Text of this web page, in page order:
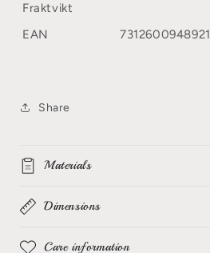
Fraktvikt
EAN
7312600948921
Share
Materials
Dimensions
Care information